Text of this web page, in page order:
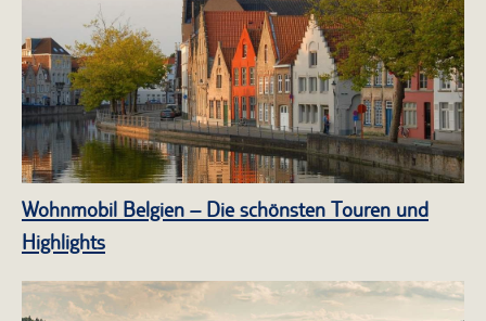
Wohnmobil Belgien – Die schönsten Touren und
Highlights